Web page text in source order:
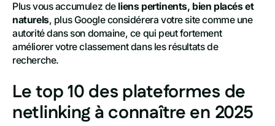
Plus vous accumulez de liens pertinents, bien placés et
naturels, plus Google considérera votre site comme une
autorité dans son domaine, ce qui peut fortement
améliorer votre classement dans les résultats de
recherche.
Le top 10 des plateformes de
netlinking à connaître en 2025